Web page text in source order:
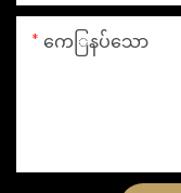
ကေြနပ်သော